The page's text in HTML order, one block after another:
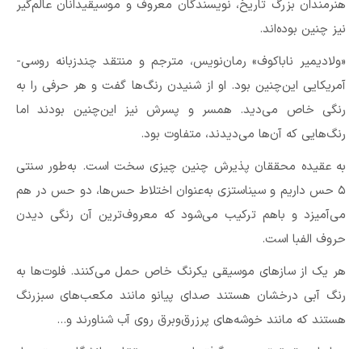
هنرمندان بزرگ تاریخ، نویسندگان معروف و موسیقیدانان عالم‌گیر
نیز چنین بوده‌اند.
«ولادیمیر ناباکوف» رمان‌نویس، مترجم و منتقد چندزبانه روسی-
آمریکایی این‌چنین بود. او از شنیدن رنگ‌ها گفت و هر حرفی را به
رنگی خاص می‌دید. همسر و پسرش نیز این‌چنین بودند اما
رنگ‌هایی که آن‌ها می‌دیدند، متفاوت بود.
به عقیده محققان پذیرش چنین چیزی سخت است. به‌طور سنتی
۵ حس داریم و سیناستزی به‌عنوان اختلاط حس‌ها، دو حس در هم
می‌آمیزد و باهم ترکیب می‌شود که معروف‌ترین آن رنگی دیدن
حروف الفبا است.
هر یک از سازهای موسیقی یکرنگ خاص حمل می‌کنند. فلوت‌ها به
رنگ آبی درخشان هستند صدای پیانو مانند مکعب‌های سبزرنگ
هستند که مانند خوشه‌های پرزرق‌وبرق روی آب شناورند و…